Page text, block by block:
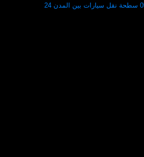
نقل سيارات 0551990615 سطحة نقل سيارات بين المدن 24